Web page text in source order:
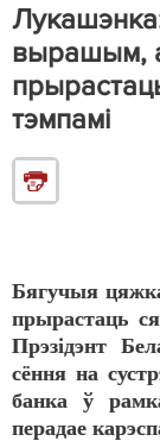
вырашым,
тэмпамі
Бягучыя
прырастаць
Прэзідэнт
сёння на
банка ў
перадае